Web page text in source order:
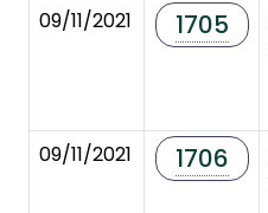
09/11/2021
1705
09/11/2021
1706